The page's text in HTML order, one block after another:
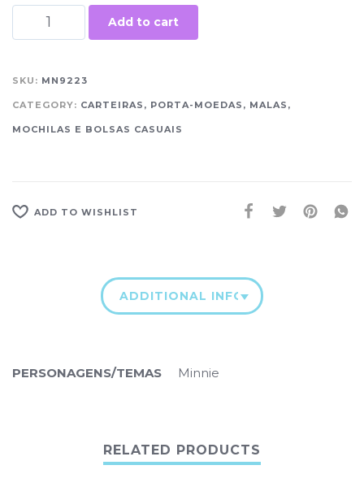
Add to cart
SKU: MN9223
CATEGORY: CARTEIRAS, PORTA-MOEDAS, MALAS,
MOCHILAS E BOLSAS CASUAIS
ADD TO WISHLIST
ADDITIONAL INFORMATION
PERSONAGENS/TEMAS Minnie
RELATED PRODUCTS